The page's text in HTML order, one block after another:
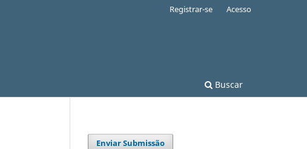
Buscar
Registrar-se Acesso
Enviar Submissão